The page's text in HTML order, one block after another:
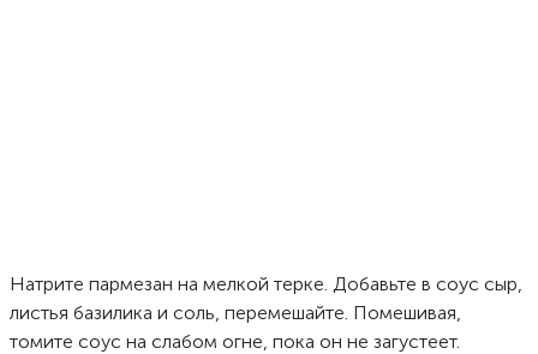
Натрите пармезан на мелкой терке. Добавьте в соус сыр,
листья базилика и соль, перемешайте. Помешивая,
томите соус на слабом огне, пока он не загустеет.